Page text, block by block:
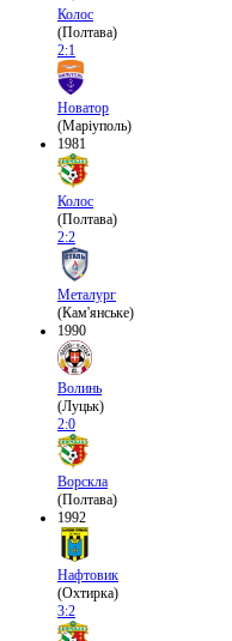
Колос
(Полтава)
2:1
Новатор
(Маріуполь)
1981
Колос
(Полтава)
2:2
Металург
(Кам'янське)
1990
Волинь
(Луцьк)
2:0
Ворскла
(Полтава)
1992
Нафтовик
(Охтирка)
3:2